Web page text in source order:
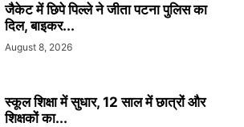
जैकेट में छिपे पिल्ले ने जीता पटना पुलिस का
दिल, बाइकर...
August 8, 2026
स्कूल शिक्षा में सुधार, 12 साल में छात्रों और
शिक्षकों का...